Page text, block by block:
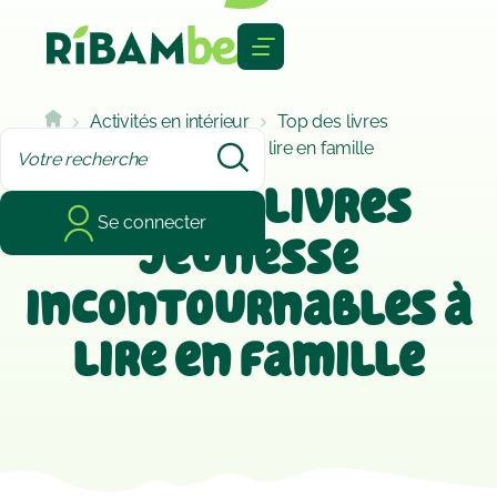
Se connecter
Activités en intérieur
Top des livres
jeunesse incontournables à lire en famille
Top des livres
jeunesse
incontournables à
lire en famille
Cookies management panel